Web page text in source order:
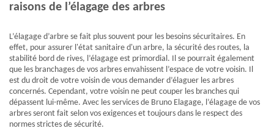
raisons de l’élagage des arbres
L’élagage d’arbre se fait plus souvent pour les besoins sécuritaires. En
effet, pour assurer l'état sanitaire d'un arbre, la sécurité des routes, la
stabilité bord de rives, l’élagage est primordial. Il se pourrait également
que les branchages de vos arbres envahissent l’espace de votre voisin. Il
est du droit de votre voisin de vous demander d’élaguer les arbres
concernés. Cependant, votre voisin ne peut couper les branches qui
dépassent lui-même. Avec les services de Bruno Elagage, l’élagage de vos
arbres seront fait selon vos exigences et toujours dans le respect des
normes strictes de sécurité.